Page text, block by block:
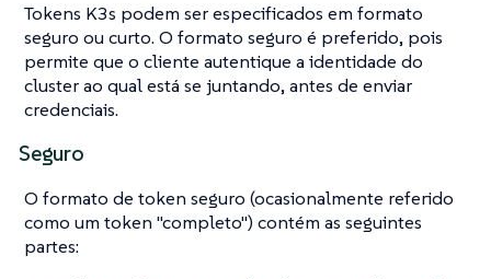
Tokens K3s podem ser especificados em formato
seguro ou curto. O formato seguro é preferido, pois
permite que o cliente autentique a identidade do
cluster ao qual está se juntando, antes de enviar
credenciais.
Seguro
O formato de token seguro (ocasionalmente referido
como um token "completo") contém as seguintes
partes: